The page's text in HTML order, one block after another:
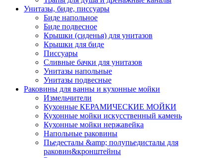
Унитазы, биде, писсуары
Биде напольное
Биде подвесное
Крышки (сиденья) для унитазов
Крышки для биде
Писсуары
Сливные бачки для унитазов
Унитазы напольные
Унитазы подвесные
Раковины для ванны и кухонные мойки
Измельчители
Кухонные КЕРАМИЧЕСКИЕ МОЙКИ
Кухонные мойки искусственный камень
Кухонные мойки нержавейка
Напольные раковины
Пьедесталы &amp; полупьедисталы для
раковин&кронштейны